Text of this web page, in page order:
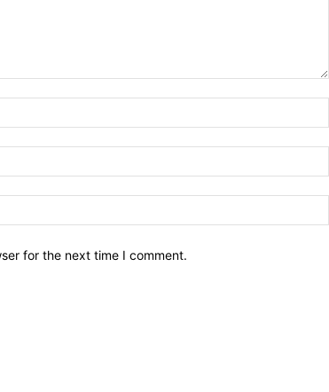
for the next time I comment.